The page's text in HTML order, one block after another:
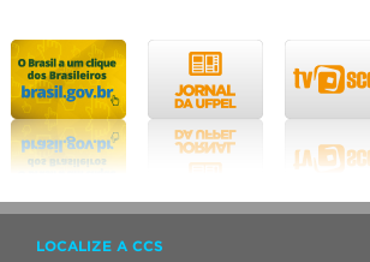
LOCALIZE A CCS